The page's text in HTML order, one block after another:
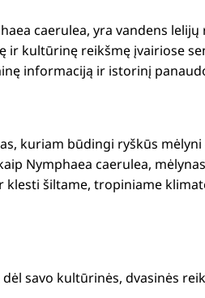
caerulea, yra vandens
kultūrinę reikšmę įvairiose
informaciją ir istorinį
kuriam būdingi ryškūs
Nymphaea caerulea,
šiltame, tropiniame
savo kultūrinės, dvasinės